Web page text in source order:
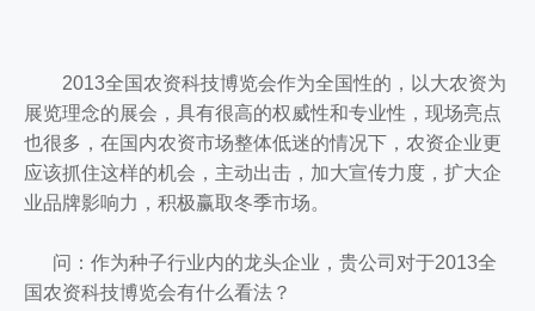
2013全国农资科技博览会作为全国性的，以大农资为
展览理念的展会，具有很高的权威性和专业性，现场亮点
也很多，在国内农资市场整体低迷的情况下，农资企业更
应该抓住这样的机会，主动出击，加大宣传力度，扩大企
业品牌影响力，积极赢取冬季市场。
问：作为种子行业内的龙头企业，贵公司对于2013全
国农资科技博览会有什么看法？